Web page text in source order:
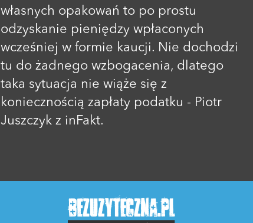
własnych opakowań to po prostu
odzyskanie pieniędzy wpłaconych
wcześniej w formie kaucji. Nie dochodzi
tu do żadnego wzbogacenia, dlatego
taka sytuacja nie wiąże się z
koniecznością zapłaty podatku - Piotr
Juszczyk z inFakt.